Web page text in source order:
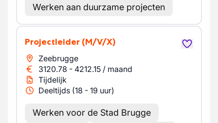
Werken aan duurzame projecten
Projectleider (M/V/X)
Zeebrugge
3120.78 - 4212.15 / maand
Tijdelijk
Deeltijds (18 - 19 uur)
Werken voor de Stad Brugge